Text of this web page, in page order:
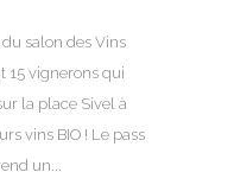
salon des Vins
15 vignerons qui
la place Sivel à
vins BIO ! Le pass
un...